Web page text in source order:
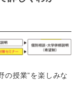
の授業”を楽しみな